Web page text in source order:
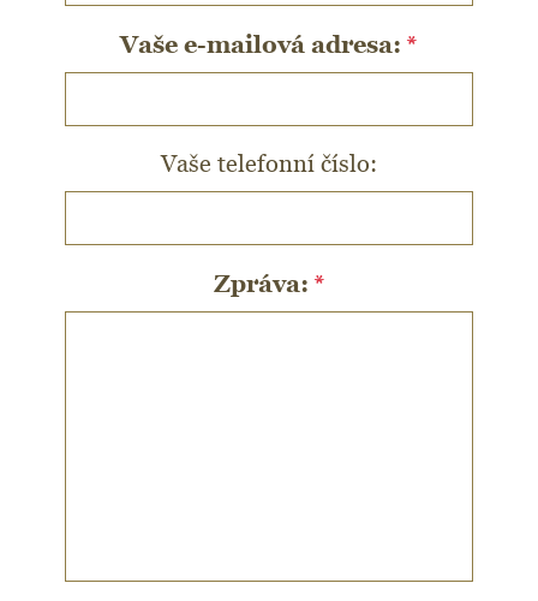
Vaše e-mailová adresa: *
Vaše telefonní číslo:
Zpráva: *